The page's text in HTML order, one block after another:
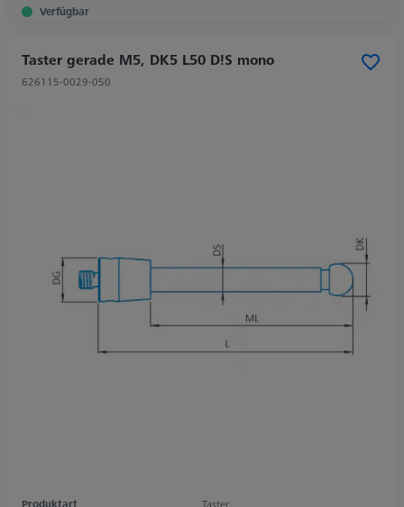
Verfügbar
Taster gerade M5, DK5 L50 D!S mono
626115-0029-050
Produktart Taster